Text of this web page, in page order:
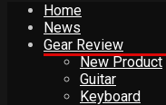
Home
News
Gear Review
New Product
Guitar
Keyboard